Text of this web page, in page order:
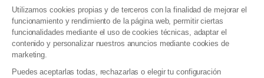
Utilizamos cookies propias y de terceros con la finalidad de mejorar el
funcionamiento y rendimiento de la página web, permitir ciertas
funcionalidades mediante el uso de cookies técnicas, adaptar el
contenido y personalizar nuestros anuncios mediante cookies de
marketing.
Puedes aceptarlas todas, rechazarlas o elegir tu configuración
Política de gestión de datos personales y cookies